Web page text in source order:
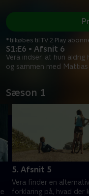
S1:E6 • Afsnit 6
Vera indser, at hun
og sammen med
*tilkøbes til TV 2 Play
Sæson 1
5. Afsnit 5
Vera finder en alternativ
forklaring på, hvad der